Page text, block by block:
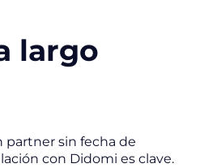
largo
partner sin fecha de
con Didomi es clave.